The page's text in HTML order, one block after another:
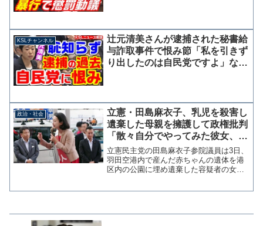
KSLチャンネル
辻元清美さんが逮捕された秘書給
与詐取事件で恨み節「私を引きず
り出したのは自民党ですよ」なぜ
政治・社会
立憲・田島麻衣子、乳児を殺害し
遺棄した母親を擁護して政権批判
「散々自分でやってみた彼女、菅
政権も気付くべき」
立憲民主党の田島麻衣子参院議員は3日、
羽田空港内で産んだ赤ちゃんの遺体を港
区内の公園に埋め遺棄した容疑者の女性